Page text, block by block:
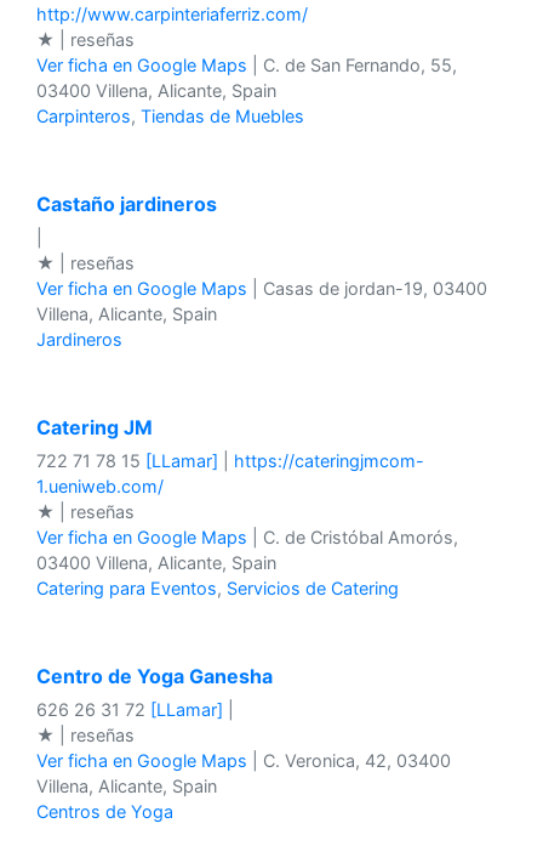
http://www.carpinteriaferriz.com/
★ | reseñas
Ver ficha en Google Maps | C. de San Fernando, 55,
03400 Villena, Alicante, Spain
Carpinteros, Tiendas de Muebles
Castaño jardineros
★ | reseñas
Ver ficha en Google Maps | Casas de jordan-19, 03400
Villena, Alicante, Spain
Jardineros
Catering JM
722 71 78 15 [LLamar]
https://cateringjmcom-
1.ueniweb.com/
★ | reseñas
Ver ficha en Google Maps | C. de Cristóbal Amorós,
03400 Villena, Alicante, Spain
Catering para Eventos, Servicios de Catering
Centro de Yoga Ganesha
626 26 31 72 [LLamar]
★ | reseñas
Ver ficha en Google Maps | C. Veronica, 42, 03400
Villena, Alicante, Spain
Centros de Yoga